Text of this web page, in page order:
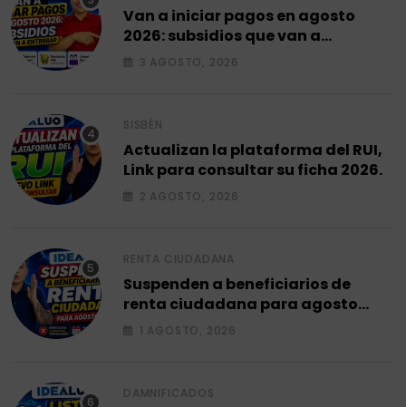
Van a iniciar pagos en agosto
2026: subsidios que van a
entregar.
3 AGOSTO, 2026
SISBÉN
Actualizan la plataforma del RUI,
Link para consultar su ficha 2026.
2 AGOSTO, 2026
RENTA CIUDADANA
Suspenden a beneficiarios de
renta ciudadana para agosto
2026.
1 AGOSTO, 2026
DAMNIFICADOS